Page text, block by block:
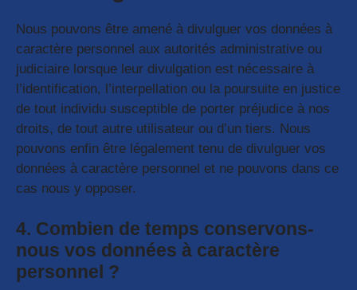
Nous pouvons être amené à divulguer vos données à
caractère personnel aux autorités administrative ou
judiciaire lorsque leur divulgation est nécessaire à
l’identification, l’interpellation ou la poursuite en justice
de tout individu susceptible de porter préjudice à nos
droits, de tout autre utilisateur ou d’un tiers. Nous
pouvons enfin être légalement tenu de divulguer vos
données à caractère personnel et ne pouvons dans ce
cas nous y opposer.
4. Combien de temps conservons-
nous vos données à caractère
personnel ?